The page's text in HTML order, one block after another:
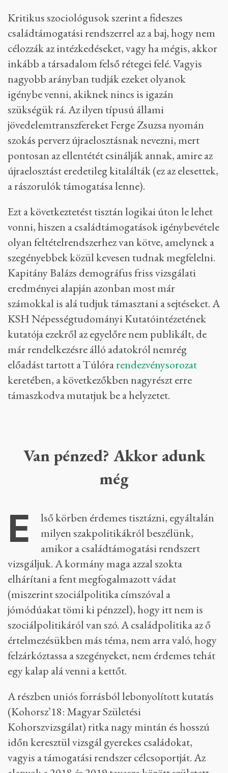
Kritikus szociológusok szerint a fideszes
családtámogatási rendszerrel az a baj, hogy nem
célozzák az intézkedéseket, vagy ha mégis, akkor
inkább a társadalom felső rétegei felé. Vagyis
nagyobb arányban tudják ezeket olyanok
igénybe venni, akiknek nincs is igazán
szükségük rá. Az ilyen típusú állami
jövedelemtranszfereket Ferge Zsuzsa nyomán
szokás perverz újraelosztásnak nevezni, mert
pontosan az ellentétét csinálják annak, amire az
újraelosztást eredetileg kitalálták (ez az elesettek,
a rászorulók támogatása lenne).
Ezt a következtetést tisztán logikai úton le lehet
vonni, hiszen a családtámogatások igénybevétele
olyan feltételrendszerhez van kötve, amelynek a
szegényebbek közül kevesen tudnak megfelelni.
Kapitány Balázs demográfus friss vizsgálati
eredményei alapján azonban most már
számokkal is alá tudjuk támasztani a sejtéseket. A
KSH Népességtudományi Kutatóintézetének
kutatója ezekről az egyelőre nem publikált, de
már rendelkezésre álló adatokról nemrég
előadást tartott a Túlórarendezvénysorozat
keretében, a következőkben nagyrészt erre
támaszkodva mutatjuk be a helyzetet.
Van pénzed? Akkor adunk
még
E
lső körben érdemes tisztázni, egyáltalán
milyen szakpolitikákról beszélünk,
amikor a családtámogatási rendszert
vizsgáljuk. A kormány maga azzal szokta
elhárítani a fent megfogalmazott vádat
(miszerint szociálpolitika címszóval a
jómódúakat tömi ki pénzzel), hogy itt nem is
szociálpolitikáról van szó. A családpolitika az ő
értelmezésükben más téma, nem arra való, hogy
felzárkóztassa a szegényeket, nem érdemes tehát
egy kalap alá venni a kettőt.
A részben uniós forrásból lebonyolított kutatás
(Kohorsz’18: Magyar Születési
Kohorszvizsgálat) ritka nagy mintán és hosszú
időn keresztül vizsgál gyerekes családokat,
vagyis a támogatási rendszer célcsoportját. Az